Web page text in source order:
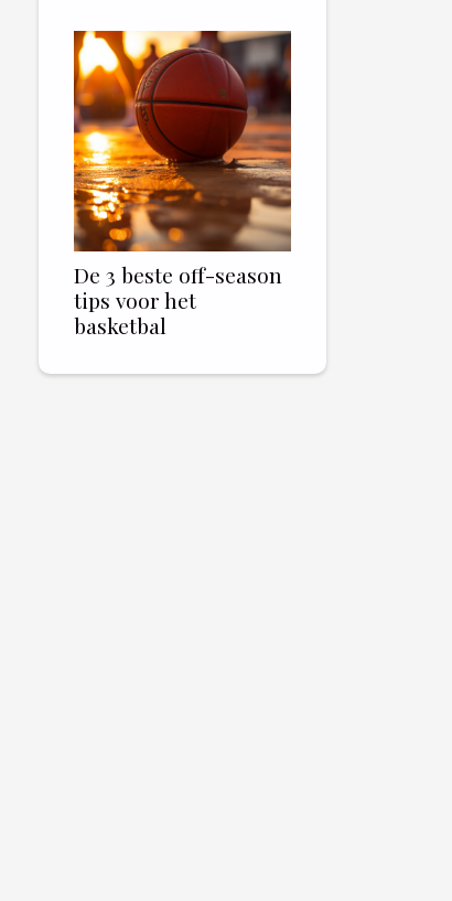
De 3 beste off-season
tips voor het
basketbal